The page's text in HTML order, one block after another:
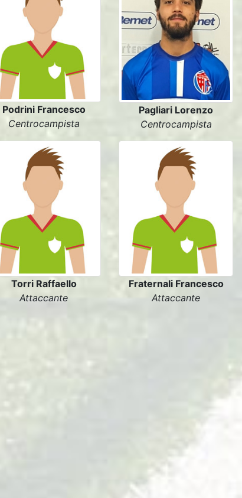
Podrini Francesco
Centrocampista
Pagliari Lorenzo
Centrocampista
Torri Raffaello
Attaccante
Fraternali Francesco
Attaccante